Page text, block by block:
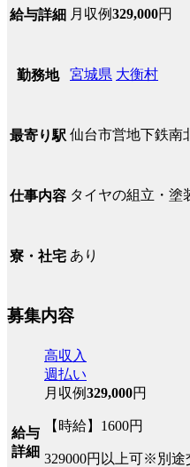
給与詳細 月収例329,000円
勤務地 宮城県 大衡村
最寄り駅 仙台市営地下鉄南
仕事内容 タイヤの組立・塗
寮・社宅 あり
募集内容
給与
詳細
高収入
週払い
月収例329,000円
【時給】1600円
329000円以上可※別途